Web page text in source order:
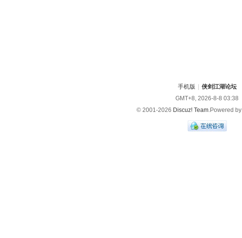
手机版
侠剑江湖论坛
GMT+8, 2026-8-8 03:38
© 2001-2026 Discuz! Team.Powered by